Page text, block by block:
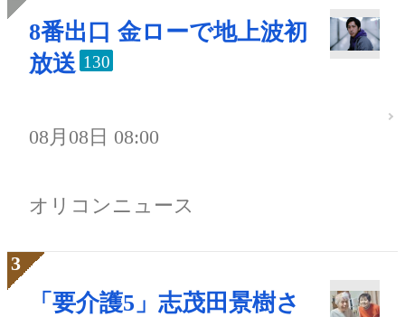
8番出口 金ローで地上波初
放送 130
08月08日 08:00
オリコンニュース
「要介護5」志茂田景樹さ